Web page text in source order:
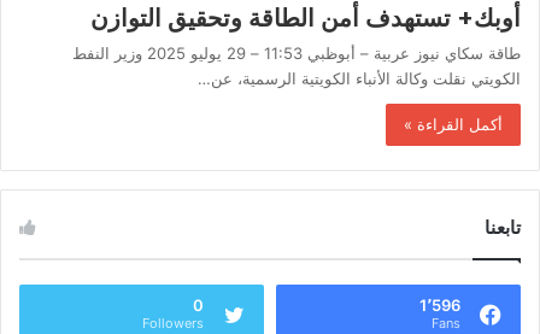
أوبك+ تستهدف أمن الطاقة وتحقيق التوازن
طاقة سكاي نيوز عربية – أبوظبي 11:53 – 29 يوليو 2025 وزير النفط
الكويتي نقلت وكالة الأنباء الكويتية الرسمية، عن…
أكمل القراءة »
تابعنا
1٬596
Fans
0
Followers